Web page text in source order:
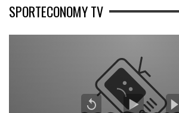
SPORTECONOMY TV